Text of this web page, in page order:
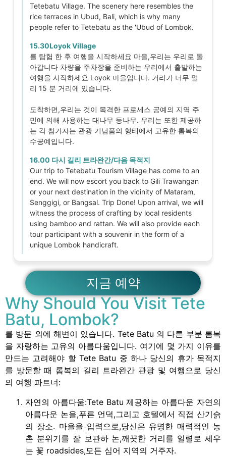
Tetebatu Village. The scenery here resembles the
rice terraces in Ubud, Bali, which is why many
people refer to Tetebatu as the 'Ubud of Lombok.
15.30Loyok Village
를 탐험 한 후 여행을 시작하세요 마을,우리는 우리로 돌
아갑니다 차량을 주차장을 준비하는 우리에서 출발하는
여행을 시작하세요 Loyok 마을입니다. 거리가 너무 멀
리 15 분 거리에 있습니다.
도착하면,우리는 것이 목격한 프로세스 공예의 지역 주
민에 의해 사용하는 대나무 등나무. 우리는 또한 제공하
는 각 참가자는 관광 기념품의 형태에서 고유한 롬복의
수공예입니다.
16.00 다시 길리 트라완간/다음 목적지
Our trip to Tetebatu Tourism Village has come to an
end. We will now escort you back to Gili Trawangan
or your next destination in the vicinity of Mataram,
Senggigi, or Bangsal. Trip Done! Upon arrival, we will
witness the process of crafting by local residents
using bamboo and rattan. We will also provide each
tour participant with a souvenir in the form of a
unique Lombok handicraft.
지금 예약
Why Should You Visit Tete
Batu, Lombok?
를 방문 외에 해변이 있습니다. Tete Batu 의 다른 부분 롬복
을 자랑하는 고유의 아름다움입니다. 여기에 몇 가지 이유를
만드는 고려해야 할 Tete Batu 중 하나 당신의 휴가 목적지
를 방문할 때 롬복의 길리 트라완간 관광 및 여행으로 당신
의 여행 파트너:
자연의 아름다움:Tete Batu 제공하는 아름다운 자연의
아름다운 논을,푸른 언덕,그리고 호텔에서 직접 산기슭
의 장소. 마을을 입력으로,당신은 유명한 매력적인 농
촌 분위기를 잘 보관하 논,깨끗한 거리를 일렬로 세우
는 꽃 roadsides,모든 심어 지역의 거주자.